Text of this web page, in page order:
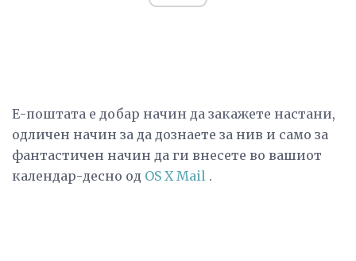
Е-поштата е добар начин да закажете настани,
одличен начин за да дознаете за нив и само за
фантастичен начин да ги внесете во вашиот
календар-десно од OS X Mail .